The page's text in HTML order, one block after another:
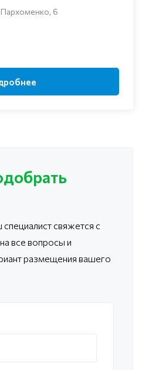
6
свяжется с
на все вопросы и
размещения вашего